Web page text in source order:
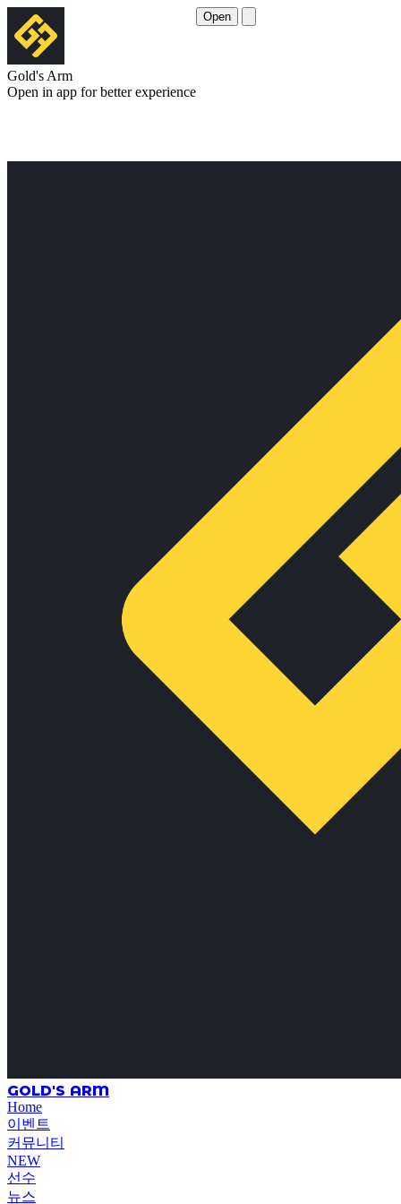
Gold's Arm
Open in app for better experience
Open
GOLD'S ARM
Home
이벤트
커뮤니티
NEW
선수
뉴스